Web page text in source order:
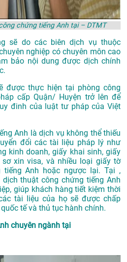
chứng tiếng Anh tại – DTMT
sẽ do các biên dịch vụ thuộc
nghiệp có chuyên môn cao
bảo nội dung được dịch chính
được thực hiện tại phòng công
cấp Quận/ Huyện trở lên để
đinh của luật tư pháp của Việt
Anh là dịch vụ không thể thiếu
đổi các tài liệu pháp lý như
kinh doanh, giấy khai sinh, giấy
xin visa, và nhiều loại giấy tờ
tiếng Anh hoặc ngược lại. Tại ,
thuật công chứng tiếng Anh
giúp khách hàng tiết kiệm thời
tài liệu của họ sẽ được chấp
tế và thủ tục hành chính.
chuyên ngành tại